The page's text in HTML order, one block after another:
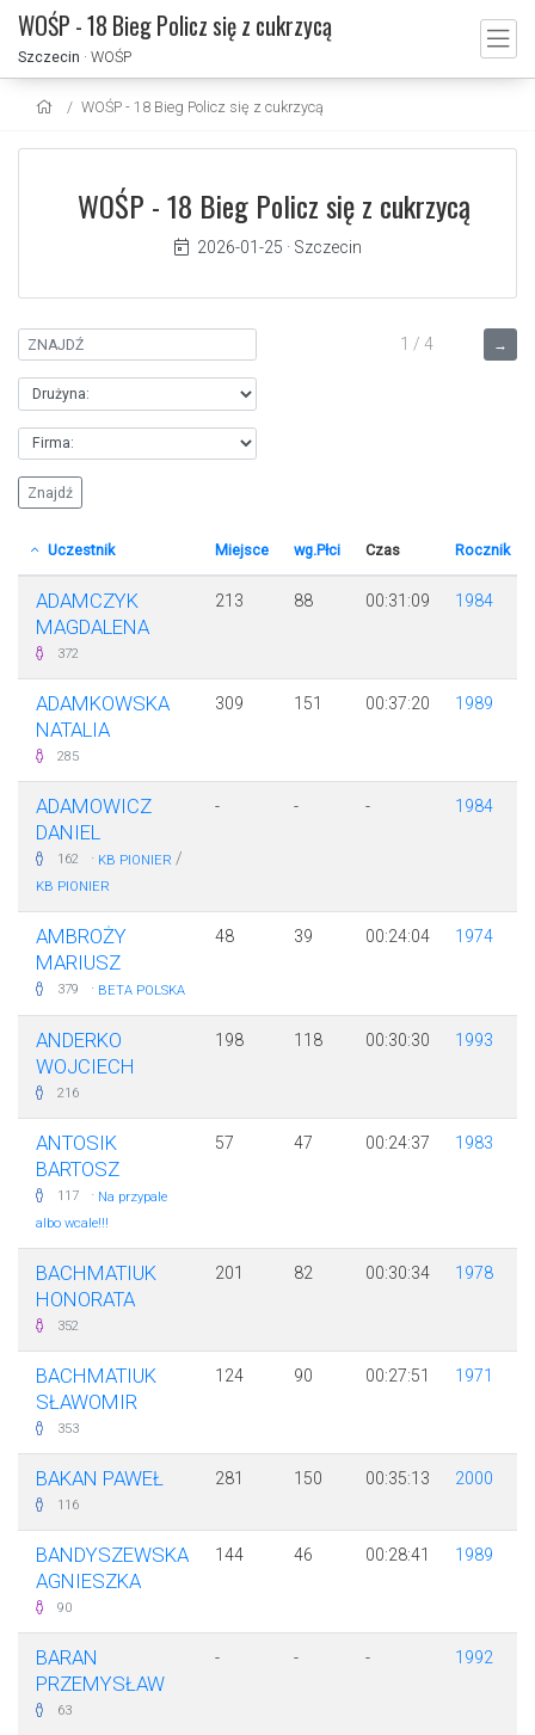
WOŚP - 18 Bieg Policz się z cukrzycą
Szczecin · WOŚP
WOŚP - 18 Bieg Policz się z cukrzycą
WOŚP - 18 Bieg Policz się z cukrzycą
2026-01-25 · Szczecin
→
1 / 4
Uczestnik Miejsce wg.Płci Czas Rocznik
ADAMCZYK
MAGDALENA
372
213 88 00:31:09 1984
ADAMKOWSKA
NATALIA
285
309 151 00:37:20 1989
ADAMOWICZ
DANIEL
162 · KB PIONIER /
KB PIONIER
- - - 1984
AMBROŻY
MARIUSZ
379 · BETA POLSKA
48 39 00:24:04 1974
ANDERKO
WOJCIECH
216
198 118 00:30:30 1993
ANTOSIK
BARTOSZ
117 · Na przypale
albo wcale!!!
57 47 00:24:37 1983
BACHMATIUK
HONORATA
352
201 82 00:30:34 1978
BACHMATIUK
SŁAWOMIR
353
124 90 00:27:51 1971
BAKAN PAWEŁ
116
281 150 00:35:13 2000
BANDYSZEWSKA
AGNIESZKA
90
144 46 00:28:41 1989
BARAN
PRZEMYSŁAW
63
- - - 1992